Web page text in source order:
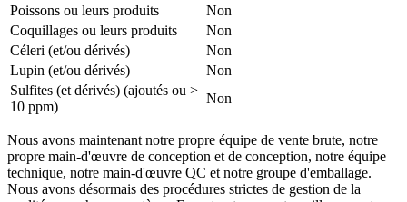
Poissons ou leurs produits
Non
Coquillages ou leurs produits
Non
Céleri (et/ou dérivés)
Non
Lupin (et/ou dérivés)
Non
Sulfites (et dérivés) (ajoutés ou >
10 ppm)
Non
Nous avons maintenant notre propre équipe de vente brute, notre
propre main-d'œuvre de conception et de conception, notre équipe
technique, notre main-d'œuvre QC et notre groupe d'emballage.
Nous avons désormais des procédures strictes de gestion de la